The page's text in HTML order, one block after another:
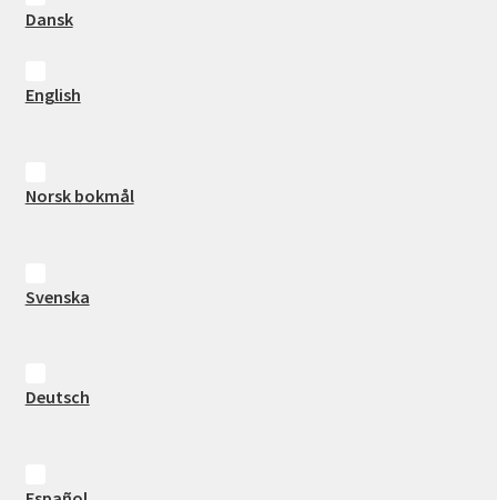
Dansk
English
Norsk bokmål
Svenska
Deutsch